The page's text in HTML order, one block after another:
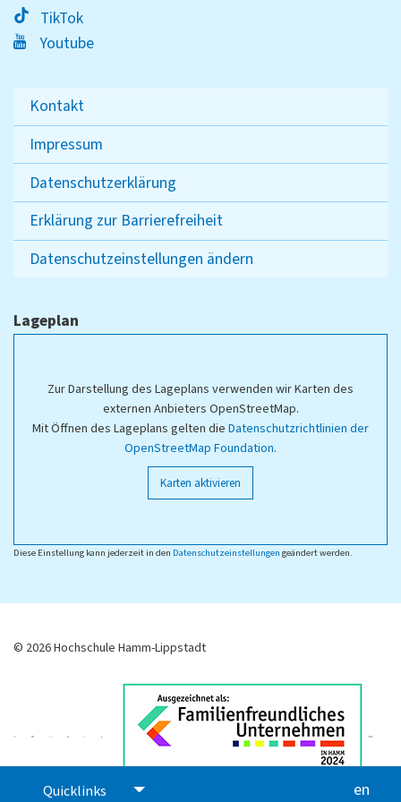
Quicklinks en
TikTok
Youtube
Kontakt
Impressum
Datenschutzerklärung
Erklärung zur Barrierefreiheit
Datenschutzeinstellungen ändern
Lageplan
Zur Darstellung des Lageplans verwenden wir Karten des
externen Anbieters OpenStreetMap.
Mit Öffnen des Lageplans gelten die Datenschutzrichtlinien der
OpenStreetMap Foundation.
Karten aktivieren
Diese Einstellung kann jederzeit in den Datenschutzeinstellungen geändert werden.
© 2026 Hochschule Hamm-Lippstadt